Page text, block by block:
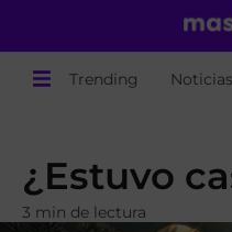
Trending Noticias
¿Estuvo
3 min de lectura